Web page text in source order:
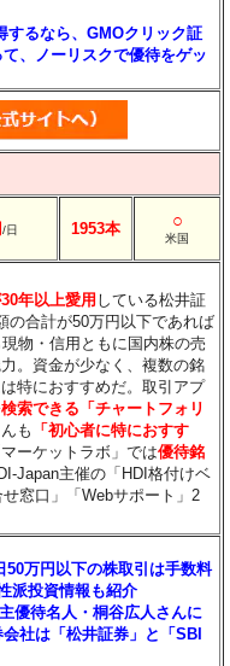
るなら、GMOクリック証
、ノーリスクで優待をゲッ
/日 1953本 ○
米国
年以上愛用している松井証
の合計が50万円以下であれば
物・信用ともに国内株の売
。資金が少なく、複数の銘
特におすすめだ。取引アプ
索できる「チャートフォリ
も
「初心者に特におすす
ーケットラボ」では優待銘
Japan主催の「HDI格付けベ
窓口」「Webサポート」2
万円以下の株取引は手数料
派投資情報も紹介
優待名人・桐谷広人さんに
社は「松井証券」と「SBI